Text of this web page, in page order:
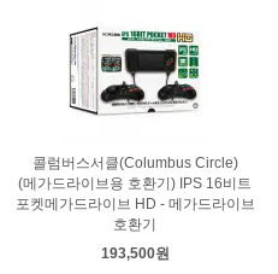
콜럼버스서클(Columbus Circle)
(메가드라이브용 호환기) IPS 16비트
포켓메가드라이브 HD - 메가드라이브
호환기
193,500원